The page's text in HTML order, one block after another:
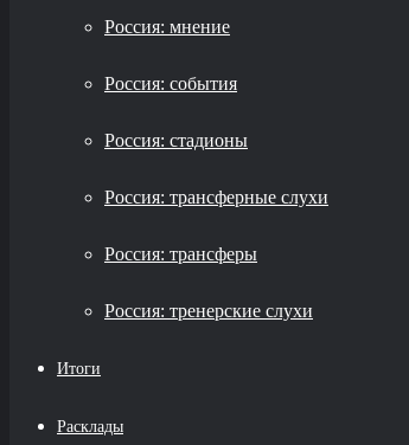
Россия: мнение
Россия: события
Россия: стадионы
Россия: трансферные слухи
Россия: трансферы
Россия: тренерские слухи
Итоги
Расклады